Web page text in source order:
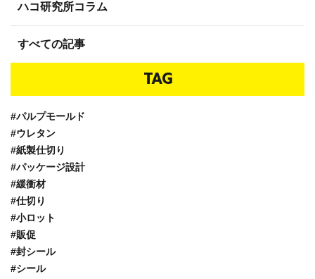
ハコ研究所コラム
すべての記事
TAG
#パルプモールド
#ウレタン
#紙製仕切り
#パッケージ設計
#緩衝材
#仕切り
#小ロット
#販促
#封シール
#シール